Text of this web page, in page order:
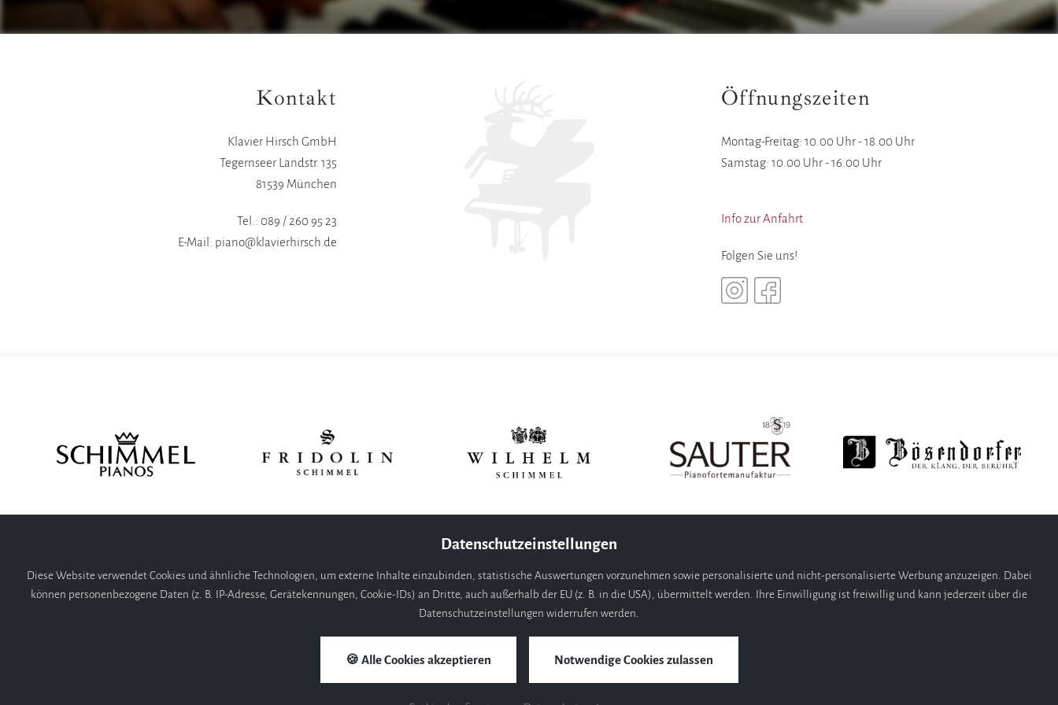
Datenschutzeinstellungen
Diese Website verwendet Cookies und ähnliche Technologien, um externe Inhalte einzubinden, statistische Auswertungen vorzunehmen sowie personalisierte und nicht-personalisierte Werbung anzuzeigen. Dabei
können personenbezogene Daten (z. B. IP-Adresse, Gerätekennungen, Cookie-IDs) an Dritte, auch außerhalb der EU (z. B. in die USA), übermittelt werden. Ihre Einwilligung ist freiwillig und kann jederzeit über die
Datenschutzeinstellungen widerrufen werden.
🍪 Alle Cookies akzeptieren Notwendige Cookies zulassen
Kontakt
Klavier Hirsch GmbH
Tegernseer Landstr. 135
81539 München
Tel.: 089 / 260 95 23
E-Mail: piano@klavierhirsch.de
Öffnungszeiten
Montag-Freitag: 10.00 Uhr - 18.00 Uhr
Samstag: 10.00 Uhr - 16.00 Uhr
Info zur Anfahrt
Folgen Sie uns!